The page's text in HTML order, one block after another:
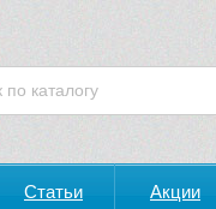
Статьи Акции